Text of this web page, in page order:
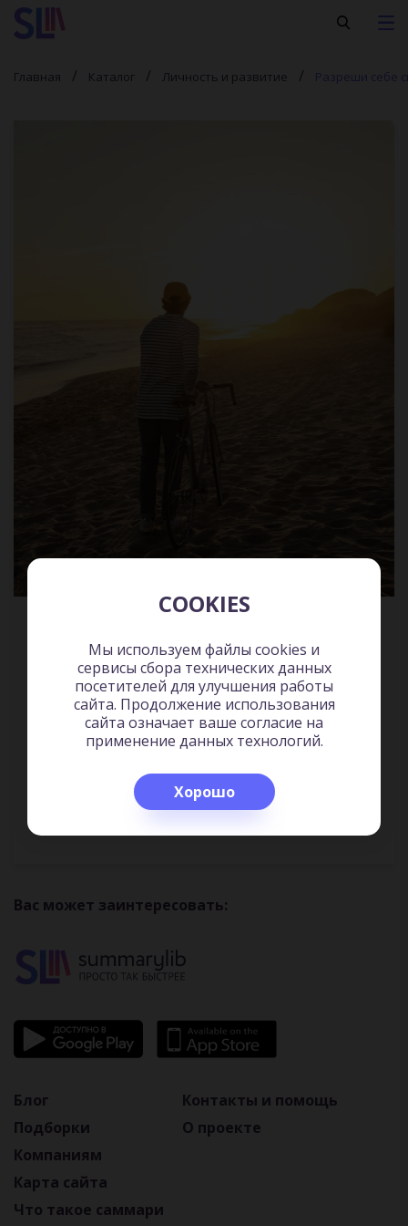
Главная Каталог Личность и развитие
продуктивности и новых идей Личность и
развитие
19:31
Прослушано
Вас может заинтересовать:
Блог
Подборки
Компаниям
Карта сайта
Что такое саммари
Контакты и помощь
О проекте
COOKIES
Мы используем файлы cookies и
сервисы сбора технических данных
посетителей для улучшения работы
сайта. Продолжение использования
сайта означает ваше согласие на
применение данных технологий.
Хорошо